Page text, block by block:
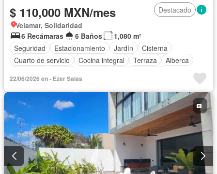
$ 110,000 MXN/mes
Destacado
Velamar, Solidaridad
6 Recámaras
6 Baños
1,080 m²
Seguridad
Estacionamiento Jardín
Cisterna
Cuarto de servicio
Cocina integral Terraza
Alberca
Zona infantil
Cocina equipada
Circuito cerrado de televisión
Electricidad
Cuarto de Limpieza Agua
Cancha de tenis
Televisión por cable
Gas natural Asador
Zonas verdes
Caseta de vigilancia
Recámara con closet
Despacho
Conserje
Completamente amueblado
22/06/2026 en - Ezer Salas